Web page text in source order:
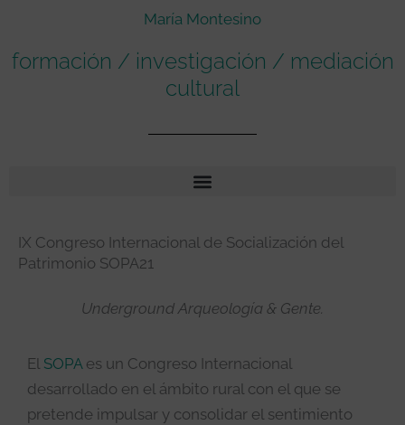
María Montesino
formación / investigación / mediación
cultural
IX Congreso Internacional de Socialización del
Patrimonio SOPA21
Underground Arqueología & Gente.
El SOPAes un Congreso Internacional
desarrollado en el ámbito rural con el que se
pretende impulsar y consolidar el sentimiento